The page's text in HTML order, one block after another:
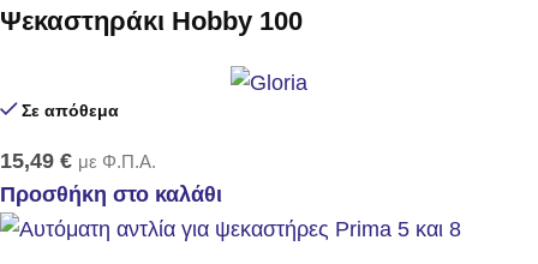
Ψεκαστηράκι Hobby 100
Σε απόθεμα
15,49 € με Φ.Π.Α.
Προσθήκη στο καλάθι